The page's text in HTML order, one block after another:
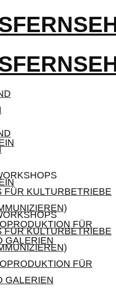
FÜR KULTURBETRIEBE
FÜR
GALERIEN
FÜR KULTURBETRIEBE
FÜR
GALERIEN